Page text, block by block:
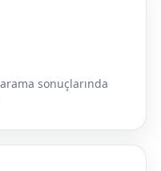
sonuçlarında